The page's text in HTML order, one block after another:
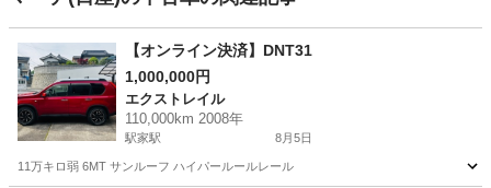
【オンライン決済】DNT31
1,000,000円
エクストレイル
110,000km 2008年
駅家駅 8月5日
11万キロ弱 6MT サンルーフ ハイパールールレール